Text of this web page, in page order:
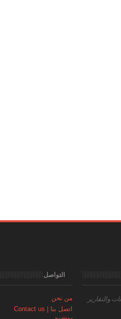
والتقارير
التواصل
من نحن
اتصل بنا | Contact us